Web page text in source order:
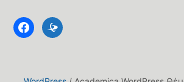
facebookdatacite